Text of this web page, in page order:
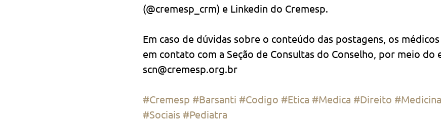
(@cremesp_crm) e Linkedin do Cremesp.
Em caso de dúvidas sobre o conteúdo das postagens, os
em contato com a Seção de Consultas do Conselho, por meio do
scn@cremesp.org.br
#Cremesp #Barsanti #Codigo #Etica #Medica #Direito #Medicina
#Sociais #Pediatra